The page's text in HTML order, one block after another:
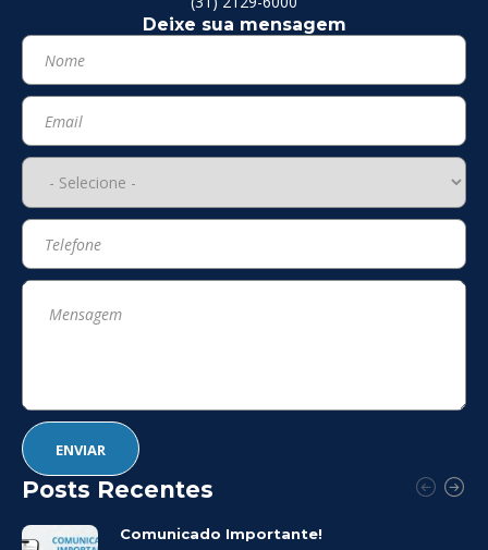
Deixe sua mensagem
Posts Recentes
Comunicado Importante!